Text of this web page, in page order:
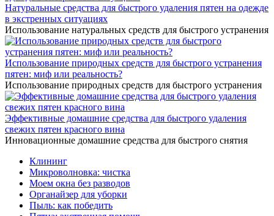
Натуральные средства для быстрого удаления пятен на одежде
в экстренных ситуациях
Использование натуральных средств для быстрого устранения
Использование природных средств для быстрого устранения
пятен: миф или реальность?
Использование природных средств для быстрого устранения
Эффективные домашние средства для быстрого удаления
свежих пятен красного вина
Инновационные домашние средства для быстрого снятия
Клининг
Микроволновка: чистка
Моем окна без разводов
Органайзер для уборки
Пыль: как победить